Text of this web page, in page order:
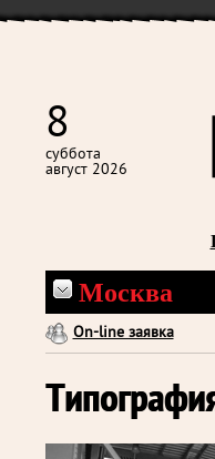
8
суббота
август 2026
Москва
On-line заявка